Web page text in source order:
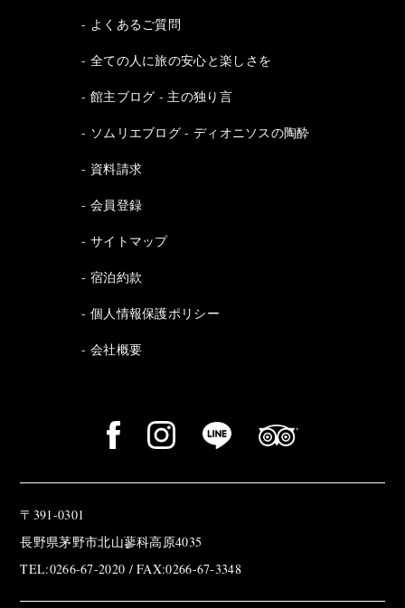
よくあるご質問
全ての人に旅の安心と楽しさを
館主ブログ - 主の独り言
ソムリエブログ - ディオニソスの陶酔
資料請求
会員登録
サイトマップ
宿泊約款
個人情報保護ポリシー
会社概要
〒391-0301
長野県茅野市北山蓼科高原4035
TEL:0266-67-2020 / FAX:0266-67-3348